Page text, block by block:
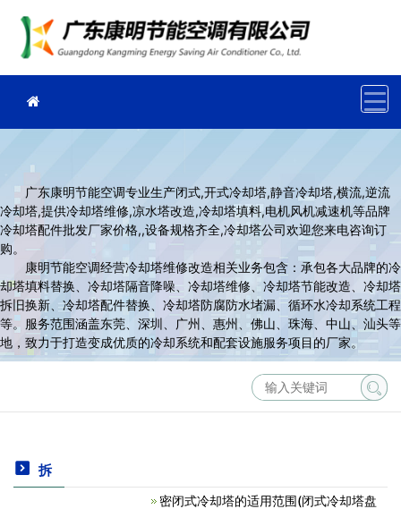
广东康明节能空调专业生产闭式,开式冷却塔,静音冷却塔,横流,逆流
冷却塔,提供冷却塔维修,凉水塔改造,冷却塔填料,电机风机减速机等品牌
冷却塔配件批发厂家价格,,设备规格齐全,冷却塔公司欢迎您来电咨询订
购。
康明节能空调经营冷却塔维修改造相关业务包含：承包各大品牌的冷
却塔填料替换、冷却塔隔音降噪、冷却塔维修、冷却塔节能改造、冷却塔
拆旧换新、冷却塔配件替换、冷却塔防腐防水堵漏、循环水冷却系统工程
等。服务范围涵盖东莞、深圳、广州、惠州、佛山、珠海、中山、汕头等
地，致力于打造变成优质的冷却系统和配套设施服务项目的厂家。
拆
密闭式冷却塔的适用范围(闭式冷却塔盘